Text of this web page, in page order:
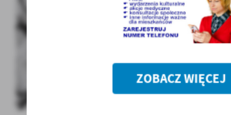
ZOBACZ WIĘCEJ